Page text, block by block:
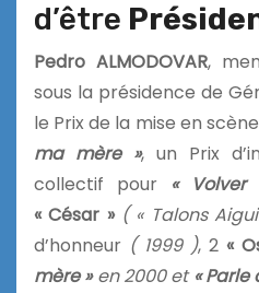
d’être
Pedro ALMODOVAR,
sous la présidence de
le Prix de la mise en
ma mère », un Prix
collectif pour « Volver
« César » ( « Talons
d’honneur ( 1999 ), 2 «
mère »en 2000 et « Parle